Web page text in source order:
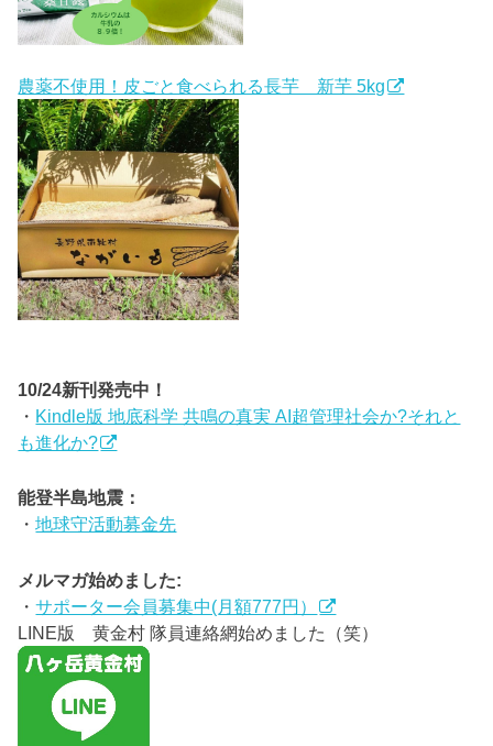
農薬不使用！皮ごと食べられる長芋 新芋 5kg
10/24新刊発売中！
・ Kindle版 地底科学 共鳴の真実 AI超管理社会か?それと
も進化か?
能登半島地震：
・地球守活動募金先
メルマガ始めました:
・サポーター会員募集中(月額777円）
LINE版 黄金村 隊員連絡網始めました（笑）